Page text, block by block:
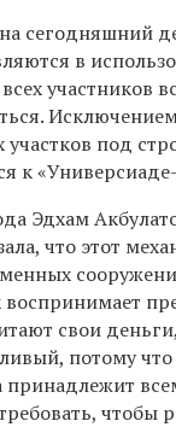
сегодняшний
в
участников
участков под
к
Эдхам
что этот
свои
потому
принадлежит
чтобы